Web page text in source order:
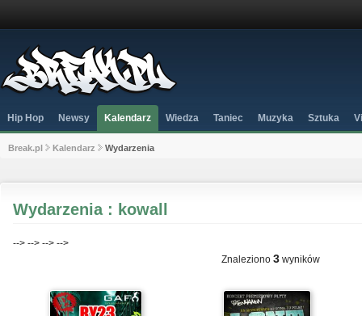
Hip Hop Newsy Kalendarz Wiedza Taniec Muzyka Sztuka
Break.pl Kalendarz Wydarzenia
Wydarzenia : kowall
--> --> --> -->
Znaleziono 3 wyników